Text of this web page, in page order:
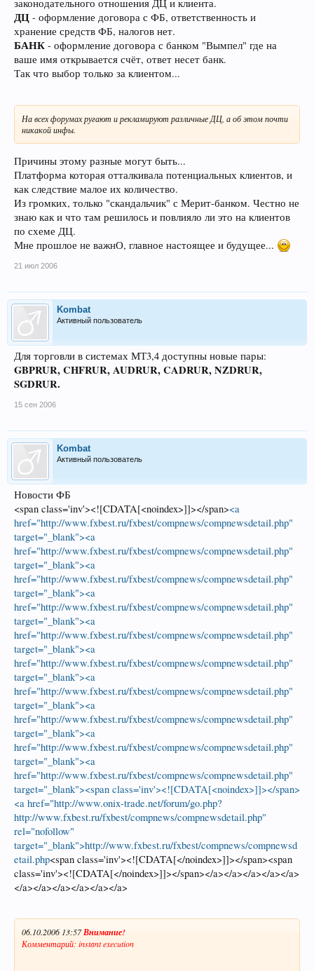
законодательного отношения ДЦ и клиента.
ДЦ - оформление договора с ФБ, ответственность и
хранение средств ФБ, налогов нет.
БАНК - оформление договора с банком "Вымпел" где на
ваше имя открывается счёт, ответ несет банк.
Так что выбор только за клиентом...
На всех форумах ругают и рекламируют различные ДЦ, а об этом почти
никакой инфы.
Причины этому разные могут быть...
Платформа которая отталкивала потенциальных клиентов, и
как следствие малое их количество.
Из громких, только "скандальчик" с Мерит-банком. Честно не
знаю как и что там решилось и повлияло ли это на клиентов
по схеме ДЦ.
Мне прошлое не важнО, главное настоящее и будущее...
21 июл 2006
Kombat
Активный пользователь
Для торговли в системах МТ3,4 доступны новые пары:
GBPRUR, CHFRUR, AUDRUR, CADRUR, NZDRUR,
SGDRUR.
15 сен 2006
Kombat
Активный пользователь
Новости ФБ
<span class='inv'><![CDATA[<noindex>]]></span><a
href="http://www.fxbest.ru/fxbest/compnews/compnewsdetail.php"
target="_blank"><a
href="http://www.fxbest.ru/fxbest/compnews/compnewsdetail.php"
target="_blank"><a
href="http://www.fxbest.ru/fxbest/compnews/compnewsdetail.php"
target="_blank"><a
href="http://www.fxbest.ru/fxbest/compnews/compnewsdetail.php"
target="_blank"><a
href="http://www.fxbest.ru/fxbest/compnews/compnewsdetail.php"
target="_blank"><a
href="http://www.fxbest.ru/fxbest/compnews/compnewsdetail.php"
target="_blank"><a
href="http://www.fxbest.ru/fxbest/compnews/compnewsdetail.php"
target="_blank"><a
href="http://www.fxbest.ru/fxbest/compnews/compnewsdetail.php"
target="_blank"><a
href="http://www.fxbest.ru/fxbest/compnews/compnewsdetail.php"
target="_blank"><a
href="http://www.fxbest.ru/fxbest/compnews/compnewsdetail.php"
target="_blank"><span class='inv'><![CDATA[<noindex>]]></span>
<a href="http://www.onix-trade.net/forum/go.php?
http://www.fxbest.ru/fxbest/compnews/compnewsdetail.php"
rel="nofollow"
target="_blank">http://www.fxbest.ru/fxbest/compnews/compnewsd
etail.php<span class='inv'><![CDATA[</noindex>]]></span><span
class='inv'><![CDATA[</noindex>]]></span></a></a></a></a></a>
</a></a></a></a></a></a>
06.10.2006 13:57Внимание!
Комментарий: instant execution